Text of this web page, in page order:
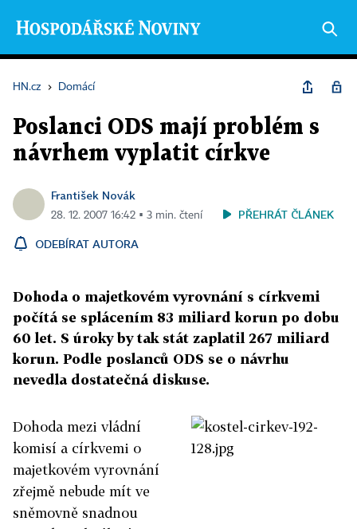
HN.cz › Domácí
Poslanci ODS mají problém s
návrhem vyplatit církve
František Novák
28. 12. 2007 16:42 ▪ 3 min. čtení PŘEHRÁT ČLÁNEK
ODEBÍRAT AUTORA
Dohoda o majetkovém vyrovnání s církvemi
počítá se splácením 83 miliard korun po dobu
60 let. S úroky by tak stát zaplatil 267 miliard
korun. Podle poslanců ODS se o návrhu
nevedla dostatečná diskuse.
Dohoda mezi vládní
komisí a církvemi o
majetkovém vyrovnání
zřejmě nebude mít ve
sněmovně snadnou